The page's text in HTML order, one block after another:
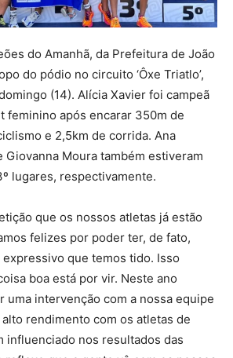
do Amanhã, da Prefeitura de João
do pódio no circuito ‘Ôxe Triatlo’,
(14). Alícia Xavier foi campeã
feminino após encarar 350m de
e 2,5km de corrida. Ana
Giovanna Moura também estiveram
lugares, respectivamente.
que os nossos atletas já estão
felizes por poder ter, de fato,
que temos tido. Isso
boa está por vir. Neste ano
uma intervenção com a nossa equipe
rendimento com os atletas de
influenciado nos resultados das